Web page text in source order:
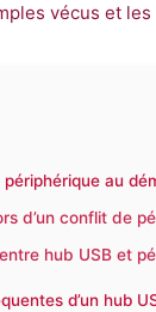
vécus et
au
d’un conflit de
hub USB et
d’un hub